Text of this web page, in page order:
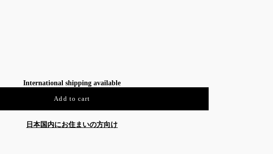
International shipping available
Add to cart
日本国内にお住まいの方向け